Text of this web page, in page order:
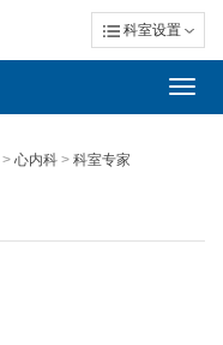
科室设置
> 心内科 > 科室专家